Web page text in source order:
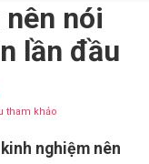
nói
lần đầu
tham khảo
nghiệm nên